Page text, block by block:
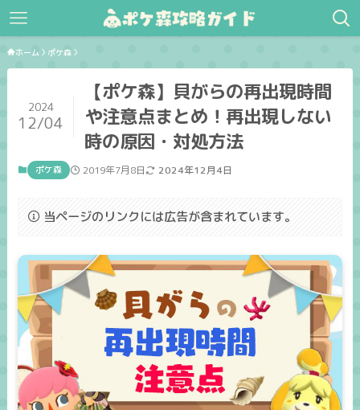
ホーム ポケ森
【ポケ森】貝がらの再出現時間
や注意点まとめ！再出現しない
時の原因・対処方法
2024
12/04
ポケ森 2019年7月8日 2024年12月4日
当ページのリンクには広告が含まれています。